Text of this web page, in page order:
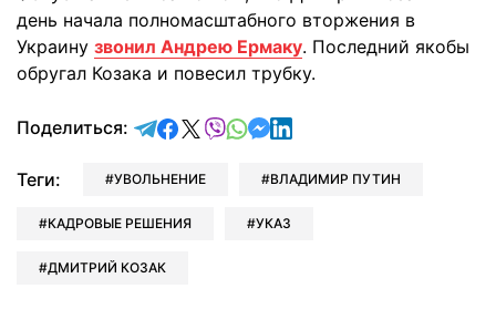
день начала полномасштабного вторжения в
Украину звонил Андрею Ермаку. Последний якобы
обругал Козака и повесил трубку.
Поделиться: отправить в Telegram
поделиться в Facebook
поделиться в X
отправить в Viber
отправить в Whatsapp
отправить в Messenger
отправить в LinkedIn
Теги: УВОЛЬНЕНИЕ ВЛАДИМИР ПУТИН
КАДРОВЫЕ РЕШЕНИЯ УКАЗ
ДМИТРИЙ КОЗАК